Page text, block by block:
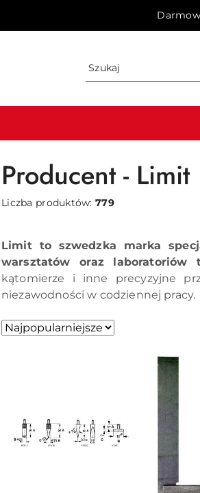
Producent - Limit
Liczba produktów:779
Limit to szwedzka marka
warsztatów oraz laboratoriów
kątomierze i inne precyzyjne
niezawodności w codziennej pracy.
Zastosowano
Sortuj